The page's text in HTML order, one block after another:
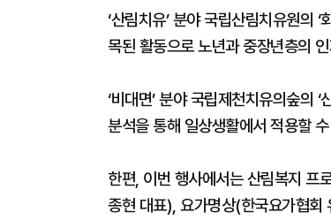
‘산림치유’ 분야 국립산림치유원의
목된 활동으로 노년과 중장년층의
‘비대면’ 분야 국립제천치유의숲의
분석을 통해 일상생활에서 적용할
한편, 이번 행사에서는 산림복지 프
종현 대표), 요가명상(한국요가협회